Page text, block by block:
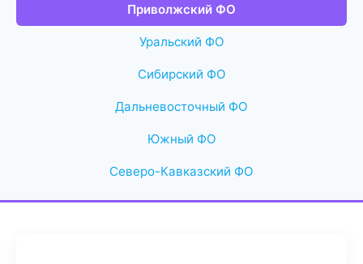
Приволжский ФО
Уральский ФО
Сибирский ФО
Дальневосточный ФО
Южный ФО
Северо-Кавказский ФО